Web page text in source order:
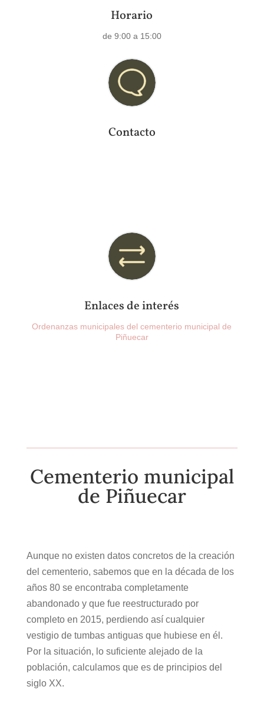
Horario
de 9:00 a 15:00
Contacto
Enlaces de interés
Ordenanzas municipales del cementerio municipal de
Piñuecar
Cementerio municipal
de Piñuecar
Aunque no existen datos concretos de la creación
del cementerio, sabemos que en la década de los
años 80 se encontraba completamente
abandonado y que fue reestructurado por
completo en 2015, perdiendo así cualquier
vestigio de tumbas antiguas que hubiese en él.
Por la situación, lo suficiente alejado de la
población, calculamos que es de principios del
siglo XX.